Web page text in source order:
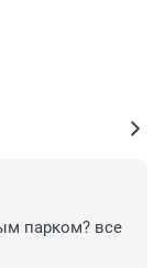
парком? все